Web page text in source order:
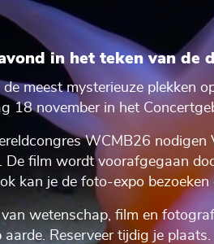
in het teken van de
meest mysterieuze plekken
18 november in het
WCMB26 nodigen
De film wordt voorafgegaan
kan je de foto-expo
wetenschap, film en
Reserveer tijdig je plaats.